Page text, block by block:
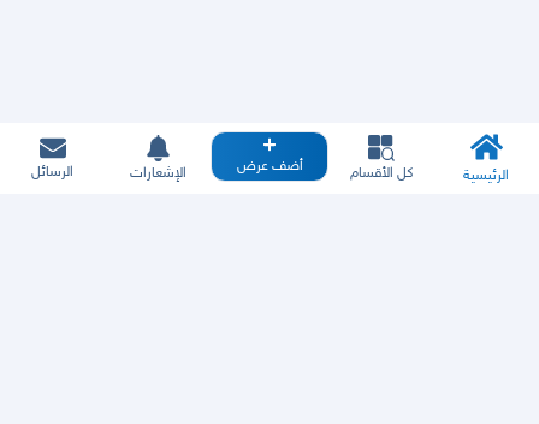
الرئيسية كل الأقسام أضف عرض الإشعارات الرسائل